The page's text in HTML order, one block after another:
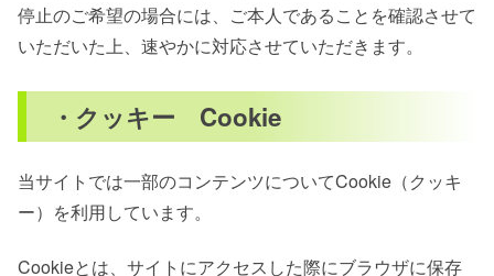
停止のご希望の場合には、ご本人であることを確認させて
いただいた上、速やかに対応させていただきます。
・クッキー Cookie
当サイトでは一部のコンテンツについてCookie（クッキ
ー）を利用しています。
Cookieとは、サイトにアクセスした際にブラウザに保存